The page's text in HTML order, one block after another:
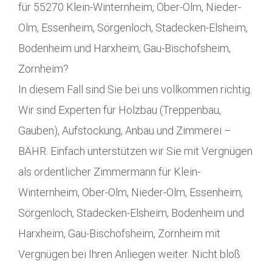
für 55270 Klein-Winternheim, Ober-Olm, Nieder-
Olm, Essenheim, Sörgenloch, Stadecken-Elsheim,
Bodenheim und Harxheim, Gau-Bischofsheim,
Zornheim?
In diesem Fall sind Sie bei uns vollkommen richtig.
Wir sind Experten für Holzbau (Treppenbau,
Gauben), Aufstockung, Anbau und Zimmerei –
BÄHR. Einfach unterstützen wir Sie mit Vergnügen
als ordentlicher Zimmermann für Klein-
Winternheim, Ober-Olm, Nieder-Olm, Essenheim,
Sörgenloch, Stadecken-Elsheim, Bodenheim und
Harxheim, Gau-Bischofsheim, Zornheim mit
Vergnügen bei Ihren Anliegen weiter. Nicht bloß